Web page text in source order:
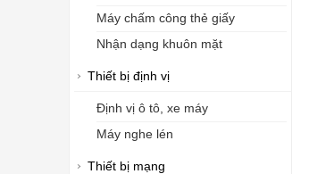
Máy chấm công thẻ giấy
Nhận dạng khuôn mặt
Thiết bị định vị
Định vị ô tô, xe máy
Máy nghe lén
Thiết bị mạng